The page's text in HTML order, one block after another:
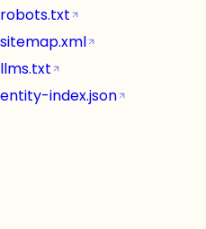
robots.txt
sitemap.xml
llms.txt
entity-index.json